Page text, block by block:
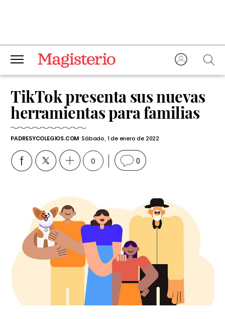
TikTok presenta sus nuevas
herramientas para familias
PADRESYCOLEGIOS.COM Sábado, 1 de enero de 2022
0 0